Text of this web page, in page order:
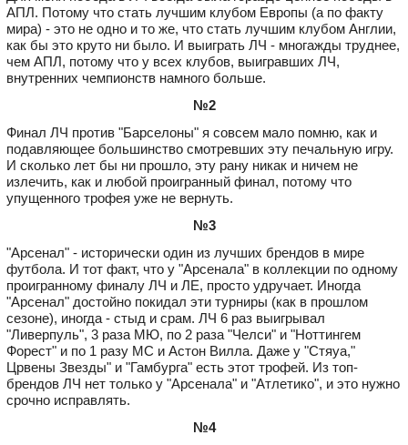
АПЛ. Потому что стать лучшим клубом Европы (а по факту
мира) - это не одно и то же, что стать лучшим клубом Англии,
как бы это круто ни было. И выиграть ЛЧ - многажды труднее,
чем АПЛ, потому что у всех клубов, выигравших ЛЧ,
внутренних чемпионств намного больше.
№2
Финал ЛЧ против "Барселоны" я совсем мало помню, как и
подавляющее большинство смотревших эту печальную игру.
И сколько лет бы ни прошло, эту рану никак и ничем не
излечить, как и любой проигранный финал, потому что
упущенного трофея уже не вернуть.
№3
"Арсенал" - исторически один из лучших брендов в мире
футбола. И тот факт, что у "Арсенала" в коллекции по одному
проигранному финалу ЛЧ и ЛЕ, просто удручает. Иногда
"Арсенал" достойно покидал эти турниры (как в прошлом
сезоне), иногда - стыд и срам. ЛЧ 6 раз выигрывал
"Ливерпуль", 3 раза МЮ, по 2 раза "Челси" и "Ноттингем
Форест" и по 1 разу МС и Астон Вилла. Даже у "Стяуа,"
Црвены Звезды" и "Гамбурга" есть этот трофей. Из топ-
брендов ЛЧ нет только у "Арсенала" и "Атлетико", и это нужно
срочно исправлять.
№4